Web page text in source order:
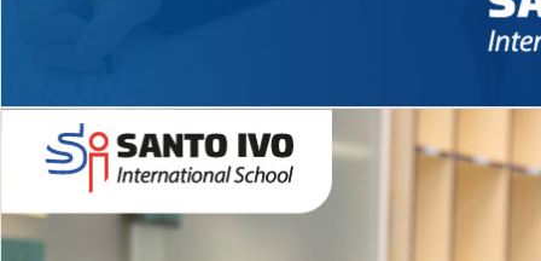
Novidades 2026 High School